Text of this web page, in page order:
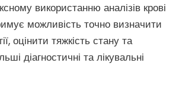
використанню аналізів крові
можливість точно визначити
оцінити тяжкість стану та
діагностичні та лікувальні